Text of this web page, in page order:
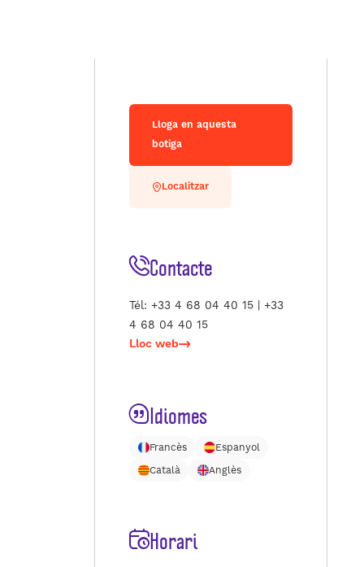
Lloga en aquesta
botiga
Localitzar
Contacte
Tél:+33 4 68 04 40 15 | +33
4 68 04 40 15
Lloc web
Idiomes
Francès
Espanyol
Català
Anglès
Horari